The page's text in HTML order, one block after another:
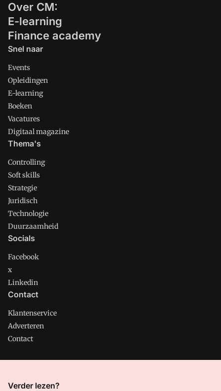
Over CM:
E-learning
Finance academy
Snel naar
Events
Opleidingen
E-learning
Boeken
Vacatures
Digitaal magazine
Thema's
Controlling
Soft skills
Strategie
Juridisch
Technologie
Duurzaamheid
Socials
Facebook
x
Linkedin
Contact
Klantenservice
Adverteren
Contact
CMweb is onderdeel van VMN media. Lees in
Verder lezen?